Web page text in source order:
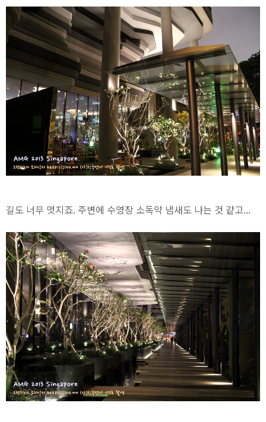
길도 너무 멋지죠. 주변에 수영장 소독약 냄새도 나는 것 같고...